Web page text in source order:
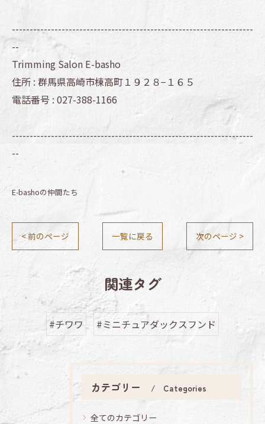
--------------------------------------------------------------------
--
Trimming Salon E-basho
住所 : 群馬県高崎市棟高町１９２８−１６５
電話番号 : 027-388-1166
--------------------------------------------------------------------
--
E-bashoの仲間たち
< 前のページ 一覧に戻る 次のページ >
関連タグ
#チワワ #ミニチュアダックスフンド
カテゴリー Categories
全てのカテゴリー